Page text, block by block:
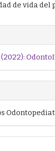
de vida del
(2022):